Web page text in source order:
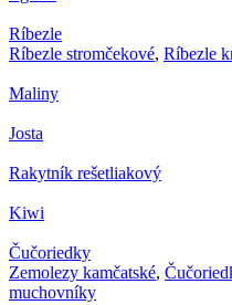
Ríbezle
Ríbezle stromčekové, Ríbezle
Maliny
Josta
Rakytník rešetliakový
Kiwi
Čučoriedky
Zemolezy kamčatské,
muchovníky